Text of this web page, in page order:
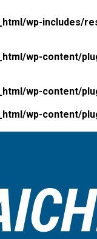
wp-includes/
wp-content/
wp-content/
wp-content/